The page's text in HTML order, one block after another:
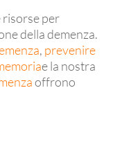
risorse per
della demenza.
, prevenire
e la nostra
offrono